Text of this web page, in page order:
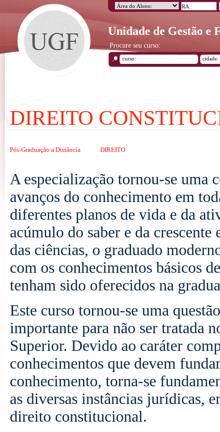
Unidade de Gestão e
Procure seu curso:
DIREITO
Pós-Graduação a Distância DIREITO
A especialização tornou-se uma
avanços do conhecimento em
diferentes planos de vida e da
acúmulo do saber e da crescente
das ciências, o graduado
com os conhecimentos básicos
tenham sido oferecidos na
Este curso tornou-se uma
importante para não ser tratada
Superior. Devido ao caráter
conhecimentos que devem
conhecimento, torna-se
as diversas instâncias jurídicas,
direito constitucional.